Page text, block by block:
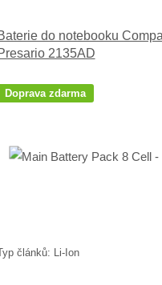
do notebooku
2135AD
Doprava zdarma
článků: Li-Ion